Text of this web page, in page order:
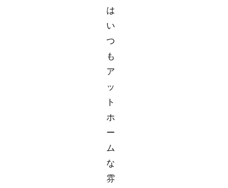
は
い
つ
も
ア
ッ
ト
ホ
ー
ム
な
雰